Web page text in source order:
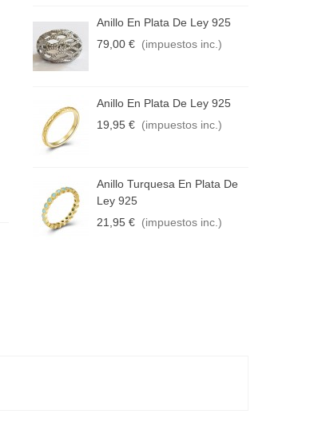
Anillo En Plata De Ley 925
79,00 € (impuestos inc.)
Anillo En Plata De Ley 925
19,95 € (impuestos inc.)
Anillo Turquesa En Plata De
Ley 925
21,95 € (impuestos inc.)